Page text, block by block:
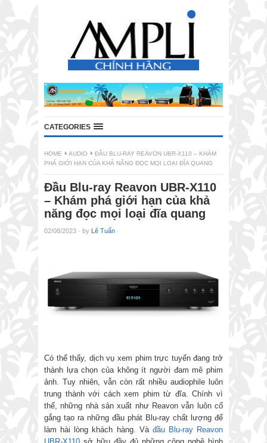
CATEGORIES
HOME AUDIO
ĐẦU BLU-RAY REAVON UBR-X110 – KHÁM
PHÁ GIỚI HẠN CỦA KHẢ NĂNG ĐỌC MỌI LOẠI ĐĨA QUANG
Đầu Blu-ray Reavon UBR-X110
– Khám phá giới hạn của khả
năng đọc mọi loại đĩa quang
02/08/2023 · by Lê Tuấn ·
Có thể thấy, dịch vụ xem phim trực tuyến đang trở
thành lựa chọn của không ít người đam mê phim
ảnh. Tuy nhiên, vẫn còn rất nhiều audiophile luôn
trung thành với cách xem phim từ đĩa. Chính vì
thế, những nhà sản xuất như Reavon vẫn luôn cố
gắng tạo ra những đầu phát Blu-ray chất lượng để
làm hài lòng khách hàng. Và đầu Blu-ray Reavon